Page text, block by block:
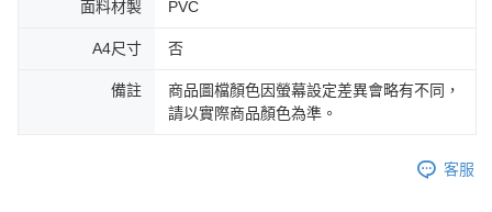
面料材製 PVC
A4尺寸 否
備註
商品圖檔顏色因螢幕設定差異會略有不同，
請以實際商品顏色為準。
客服